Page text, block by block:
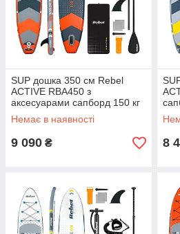
SUP дошка 350 см Rebel
ACTIVE RBA450 з
аксесуарами сапборд 150 кг
350 x 81 х 15 см Orange
Немає в наявності
9 090 ₴
см
8